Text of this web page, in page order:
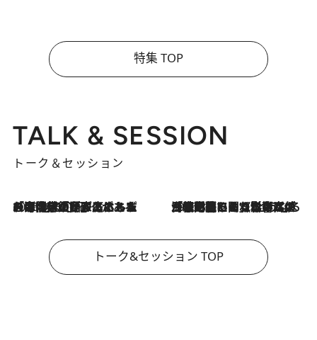
特集 TOP
TALK & SESSION
トーク＆セッション
2026.8.3
「今後値上げがあるとすれば…」「リスクがあるのは今年の冬」エネルギー専門家が語る、ホルムズ海峡封鎖が家庭にもたらす“ある心配” 2026.8.3
「住宅建てられない…」「サーチャージ料の高値が続いている」ホルムズ海峡封鎖による影響はいつまで続く？《エネルギー専門家に聞く“どうなる日本の暮らし”》
トーク&セッション TOP